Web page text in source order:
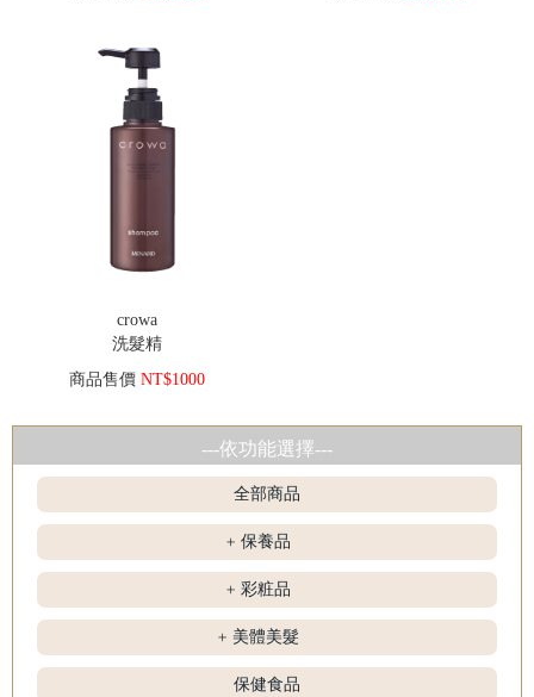
---依功能選擇---
全部商品
+ 保養品
+ 彩粧品
+ 美體美髮
保健食品
crowa
洗髮精
商品售價NT$1000